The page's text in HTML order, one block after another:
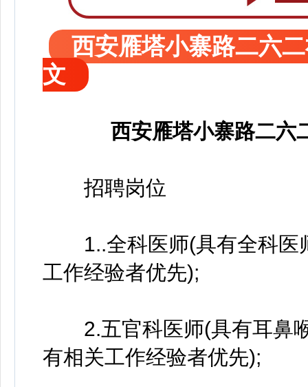
西安雁塔小寨路二六
文
西安雁塔小寨路二六
招聘岗位
1..全科医师(具有全科医
工作经验者优先);
2.五官科医师(具有耳鼻喉
有相关工作经验者优先);